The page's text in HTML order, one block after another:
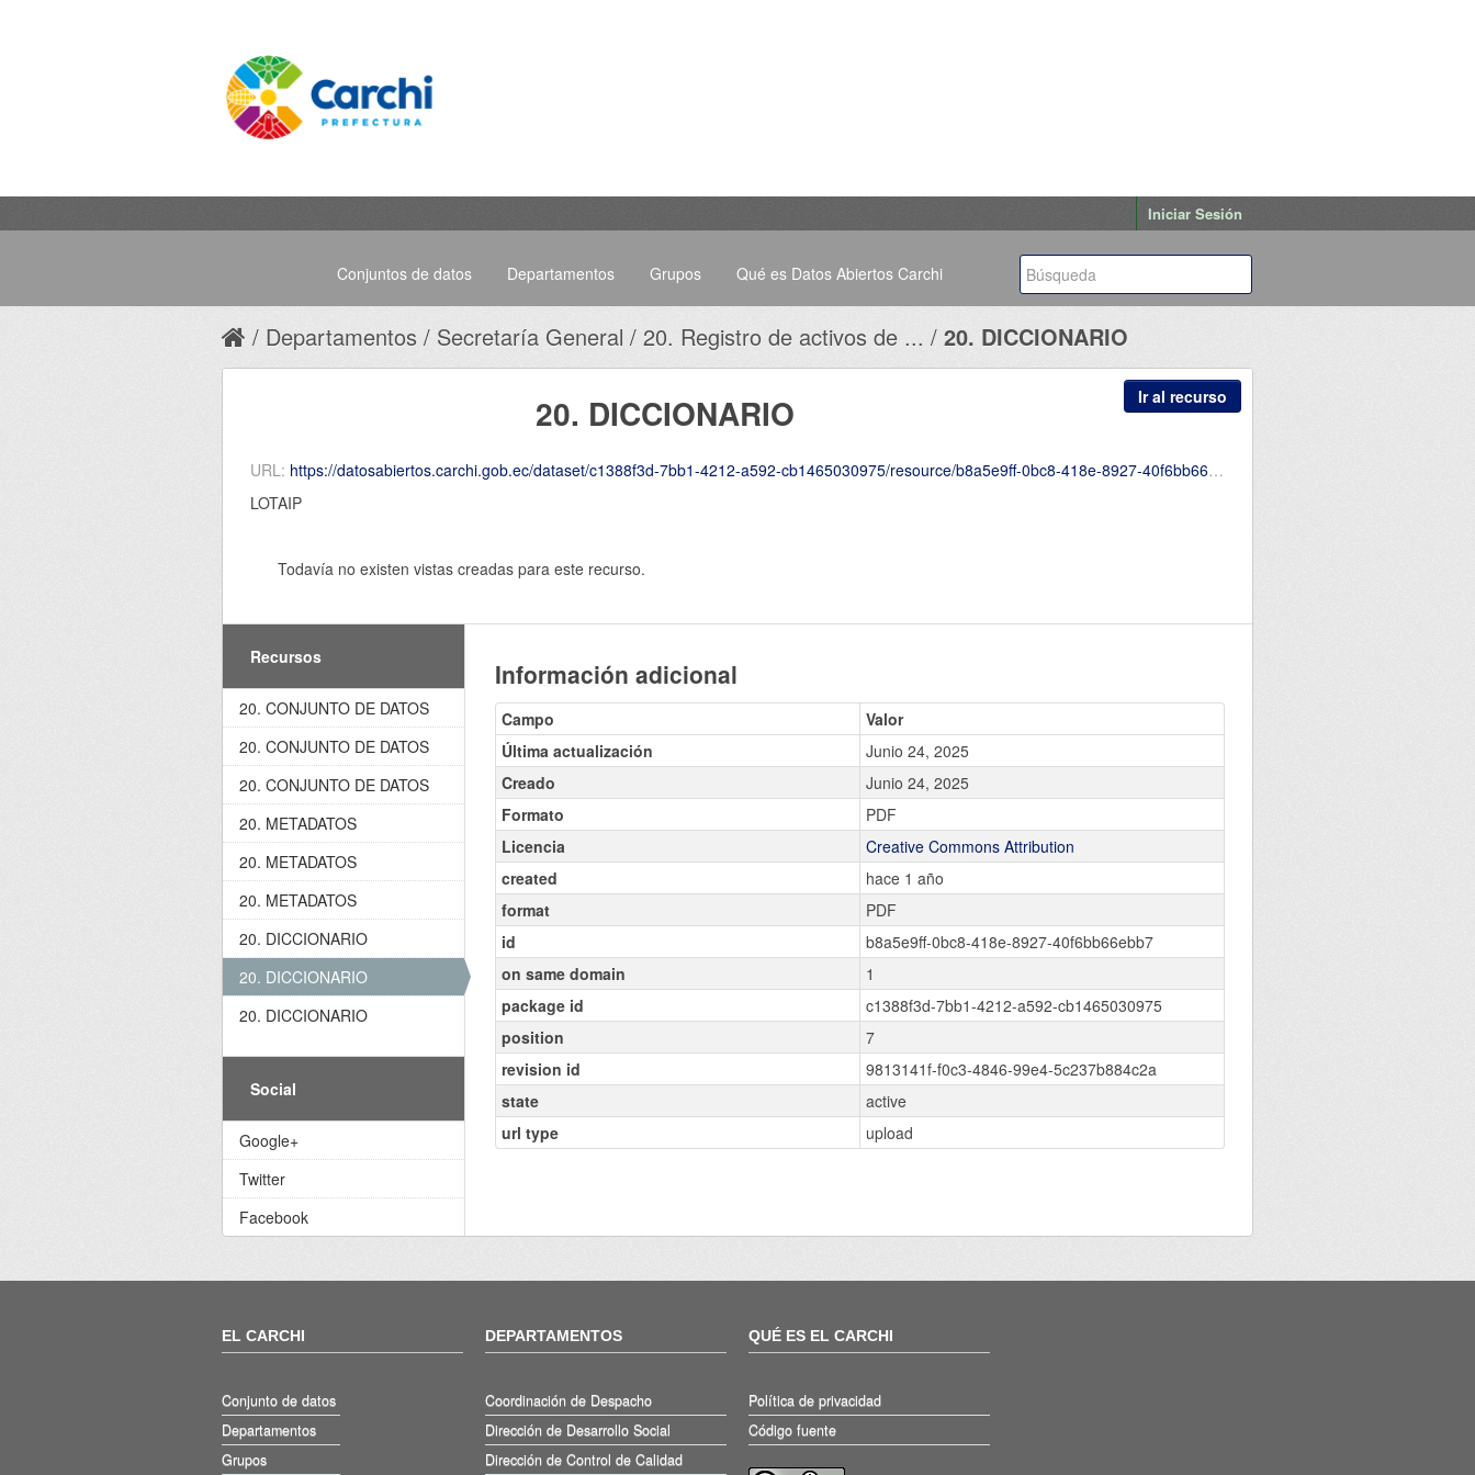
Iniciar Sesión
Conjuntos de datos Departamentos Grupos Qué es Datos Abiertos Carchi
Departamentos Secretaría General 20. Registro de activos de ... 20. DICCIONARIO
Ir al recurso
20. DICCIONARIO
URL: https://datosabiertos.carchi.gob.ec/dataset/c1388f3d-7bb1-4212-a592-cb1465030975/resource/b8a5e9ff-0bc8-418e-8927-40f6bb66ebb7/download/2025-Mayo-Numeral-20-Diccionario.pdf
LOTAIP
Todavía no existen vistas creadas para este recurso.
Información adicional
Campo
Valor
Última actualización
Junio 24, 2025
Creado
Junio 24, 2025
Formato
PDF
Licencia
Creative Commons Attribution
created
hace 1 año
format
PDF
id
b8a5e9ff-0bc8-418e-8927-40f6bb66ebb7
on same domain
1
package id
c1388f3d-7bb1-4212-a592-cb1465030975
position
7
revision id
9813141f-f0c3-4846-99e4-5c237b884c2a
state
active
url type
upload
Recursos
20. CONJUNTO DE DATOS
20. CONJUNTO DE DATOS
20. CONJUNTO DE DATOS
20. METADATOS
20. METADATOS
20. METADATOS
20. DICCIONARIO
20. DICCIONARIO
20. DICCIONARIO
Social
Google+
Twitter
Facebook
EL CARCHI
Conjunto de datos
Departamentos
Grupos
DEPARTAMENTOS
Coordinación de Despacho
Dirección de Desarrollo Social
Dirección de Control de Calidad
QUÉ ES EL CARCHI
Política de privacidad
Código fuente